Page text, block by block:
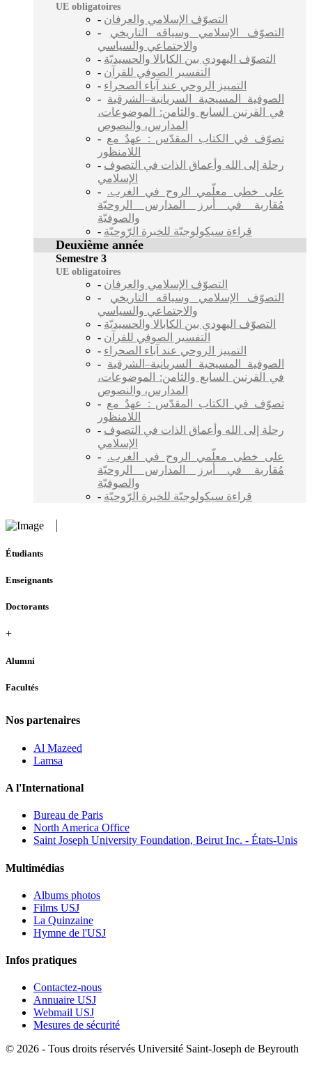
UE obligatoires
- التصوّف الإسلامي والعرفان
- التصوّف الإسلامي وسياقه التاريخي
والاجتماعي والسياسي
- التصوّف اليهودي بين الكابالا والحسيديّة
- التفسير الصوفي للقرآن
- التمييز الروحي عند آباء الصحراء
- الصوفية المسيحية السريانية–الشرقية
في القرنين السابع والثامن: الموضوعات،
المدارس، والنصوص
- تصوّف في الكتاب المقدّس : عهدٌ مع
اللامنظور
- رحلة إلى الله وأعماق الذات في التصوف
الإسلامي
- على خطى معلّمي الروح في الغرب.
مُقاربة في أبرز المدارس الروحيّة
والصوفيّة
- قراءة سيكولوجيّة للخبرة الرّوحيّة
Deuxième année
Semestre 3
UE obligatoires
- التصوّف الإسلامي والعرفان
- التصوّف الإسلامي وسياقه التاريخي
والاجتماعي والسياسي
- التصوّف اليهودي بين الكابالا والحسيديّة
- التفسير الصوفي للقرآن
- التمييز الروحي عند آباء الصحراء
- الصوفية المسيحية السريانية–الشرقية
في القرنين السابع والثامن: الموضوعات،
المدارس، والنصوص
- تصوّف في الكتاب المقدّس : عهدٌ مع
اللامنظور
- رحلة إلى الله وأعماق الذات في التصوف
الإسلامي
- على خطى معلّمي الروح في الغرب.
مُقاربة في أبرز المدارس الروحيّة
والصوفيّة
- قراءة سيكولوجيّة للخبرة الرّوحيّة
Étudiants
Enseignants
Doctorants
+
Alumni
Facultés
Nos partenaires
Al Mazeed
Lamsa
A l'International
Bureau de Paris
North America Office
Saint Joseph University Foundation, Beirut Inc. - États-Unis
Multimédias
Albums photos
Films USJ
La Quinzaine
Hymne de l'USJ
Infos pratiques
Contactez-nous
Annuaire USJ
Webmail USJ
Mesures de sécurité
© 2026 - Tous droits réservés Université Saint-Joseph de Beyrouth